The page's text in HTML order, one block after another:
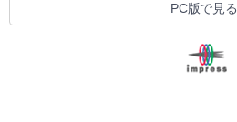
PC版で見る